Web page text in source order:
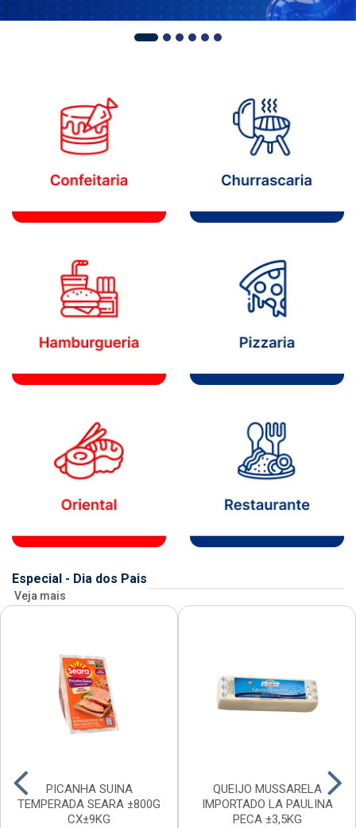
Especial - Dia dos Pais
Veja mais
PICANHA SUINA
TEMPERADA SEARA ±800G
CX±9KG
QUEIJO MUSSARELA
IMPORTADO LA PAULINA
PECA ±3,5KG